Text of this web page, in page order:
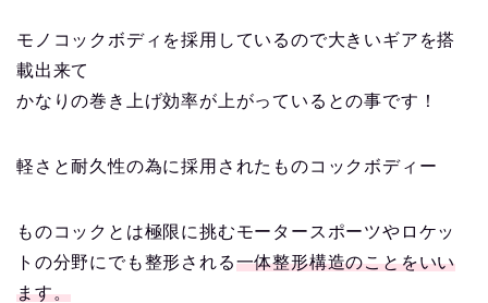
モノコックボディを採用しているので大きいギアを搭
載出来て
かなりの巻き上げ効率が上がっているとの事です！
軽さと耐久性の為に採用されたものコックボディー
ものコックとは極限に挑むモータースポーツやロケッ
トの分野にでも整形される一体整形構造のことをいい
ます。